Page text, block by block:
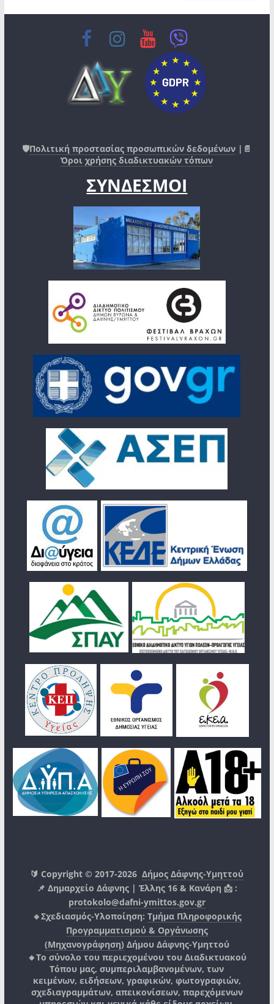
🛡️Πολιτική προστασίας προσωπικών δεδομένων |📄
Όροι χρήσης διαδικτυακών τόπων
ΣΥΝΔΕΣΜΟΙ
🔰 Copyright © 2017-2026Δήμος Δάφνης-Υμηττού
📌 Δημαρχείο Δάφνης | Έλλης 16 & Κανάρη 📩 :
protokolo@dafni-ymittos.gov.gr
🔹Σχεδιασμός-Υλοποίηση: Τμήμα Πληροφορικής
Προγραμματισμού & Οργάνωσης
(Μηχανογράφηση) Δήμου Δάφνης-Υμηττού
🔸Το σύνολο του περιεχομένου του Διαδικτυακού
Τόπου μας, συμπεριλαμβανομένων, των
κειμένων, ειδήσεων, γραφικών, φωτογραφιών,
σχεδιαγραμμάτων, απεικονίσεων, παρεχόμενων